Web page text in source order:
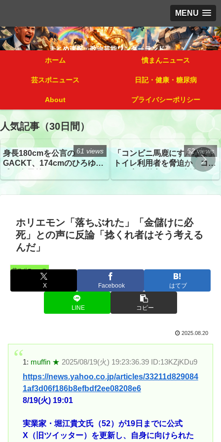
MENU
ホーム 憤まんニュース
芸スポニュース 日記・健康・糖尿病
About プライバシーポリシー
人気記事（30日間）
身長180cmを公言の
GACKT、174cmのひろゆき
トざわつき イベントでの写
真が話題
61 views
「コンビニ馬鹿にすんなよ」
トイレ利用者を脅迫か コン
52 views
ホリエモン「落ちぶれた」「金儲けに必
死」との声に反論「捻くれ者はそう考える
んだ」
芸スポニュース
X Facebook はてブ
LINE コピー
2025.08.20
1: muffin ★ 2025/08/19(火) 19:23:36.39 ID:13KZjKDu9
https://news.yahoo.co.jp/articles/33211d829084
1af3d06f186b8efbdf2ee08208e6
8/19(火) 19:01
実業家・堀江貴文氏（52）が19日までに公式
X（旧ツイッター）を更新し、自身に向けられた